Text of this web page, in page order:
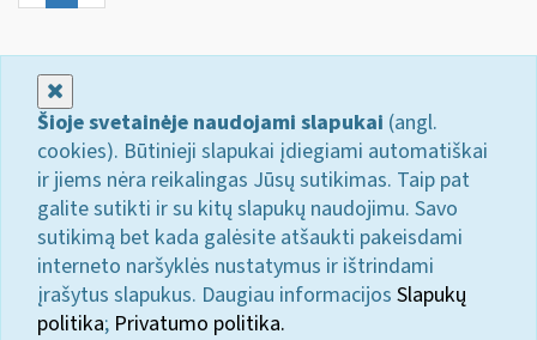
Šioje svetainėje naudojami slapukai (angl.
cookies). Būtinieji slapukai įdiegiami automatiškai
ir jiems nėra reikalingas Jūsų sutikimas. Taip pat
galite sutikti ir su kitų slapukų naudojimu. Savo
sutikimą bet kada galėsite atšaukti pakeisdami
interneto naršyklės nustatymus ir ištrindami
įrašytus slapukus. Daugiau informacijos Slapukų
politika; Privatumo politika.